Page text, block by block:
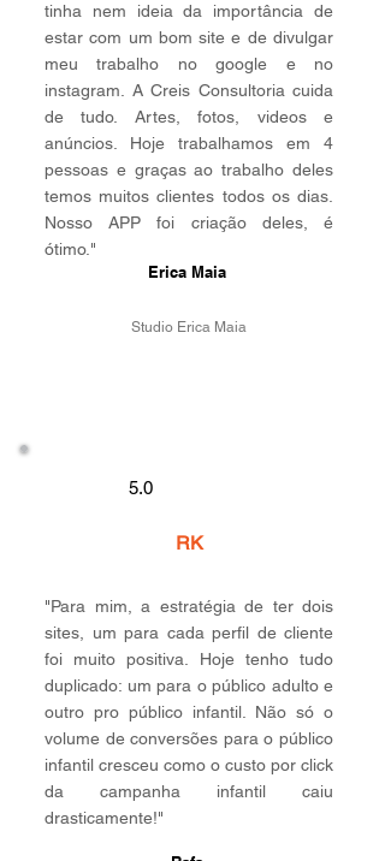
tinha nem ideia da importância de
estar com um bom site e de divulgar
meu trabalho no google e no
instagram. A Creis Consultoria cuida
de tudo. Artes, fotos, videos e
anúncios. Hoje trabalhamos em 4
pessoas e graças ao trabalho deles
temos muitos clientes todos os dias.
Nosso APP foi criação deles, é
ótimo."
Studio Erica Maia
Erica Maia
5.0
RK
"Para mim, a estratégia de ter dois
sites, um para cada perfil de cliente
foi muito positiva. Hoje tenho tudo
duplicado: um para o público adulto e
outro pro público infantil. Não só o
volume de conversões para o público
infantil cresceu como o custo por click
da campanha infantil caiu
drasticamente!"